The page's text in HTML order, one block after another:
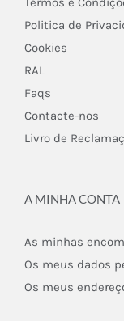
Politica de
Cookies
RAL
Faqs
Contacte-nos
Livro de
A MINHA CONTA
As minhas
Os meus dados
Os meus